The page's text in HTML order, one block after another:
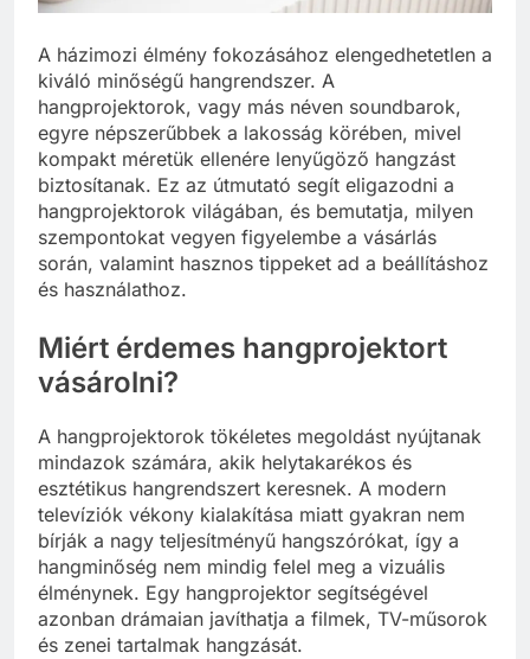
A házimozi élmény fokozásához elengedhetetlen a
kiváló minőségű hangrendszer. A
hangprojektorok, vagy más néven soundbarok,
egyre népszerűbbek a lakosság körében, mivel
kompakt méretük ellenére lenyűgöző hangzást
biztosítanak. Ez az útmutató segít eligazodni a
hangprojektorok világában, és bemutatja, milyen
szempontokat vegyen figyelembe a vásárlás
során, valamint hasznos tippeket ad a beállításhoz
és használathoz.
Miért érdemes hangprojektort
vásárolni?
A hangprojektorok tökéletes megoldást nyújtanak
mindazok számára, akik helytakarékos és
esztétikus hangrendszert keresnek. A modern
televíziók vékony kialakítása miatt gyakran nem
bírják a nagy teljesítményű hangszórókat, így a
hangminőség nem mindig felel meg a vizuális
élménynek. Egy hangprojektor segítségével
azonban drámaian javíthatja a filmek, TV-műsorok
és zenei tartalmak hangzását.